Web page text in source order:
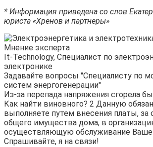
* Информация приведена со слов
юриста «Хренов и партнеры»
Мнение эксперта
It-Technology, Cпециалист по
электронике
Задавайте вопросы "Специалисту по
систем энергогенерации"
Из-за перепада напряжения сгорела
Как найти виновного? 2 Данную
выполняете путем внесения платы, за
общего имущества дома, в
осуществляющую обслуживание
Спрашивайте, я на связи!